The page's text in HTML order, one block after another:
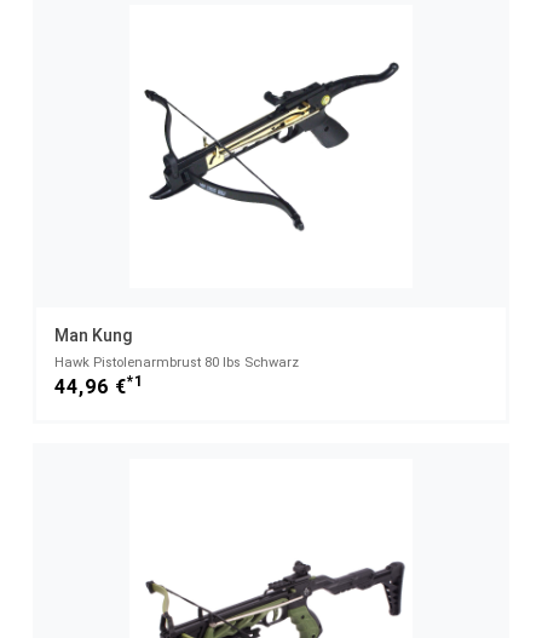
Man Kung
Hawk Pistolenarmbrust 80 lbs Schwarz
44,96 €*1